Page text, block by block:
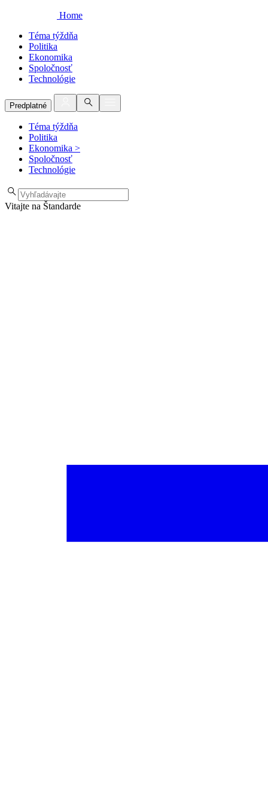
Home
Téma týždňa
Politika
Ekonomika
Spoločnosť
Technológie
Predplatné
Téma týždňa
Politika
Ekonomika >
Spoločnosť
Technológie
Vitajte na Štandarde